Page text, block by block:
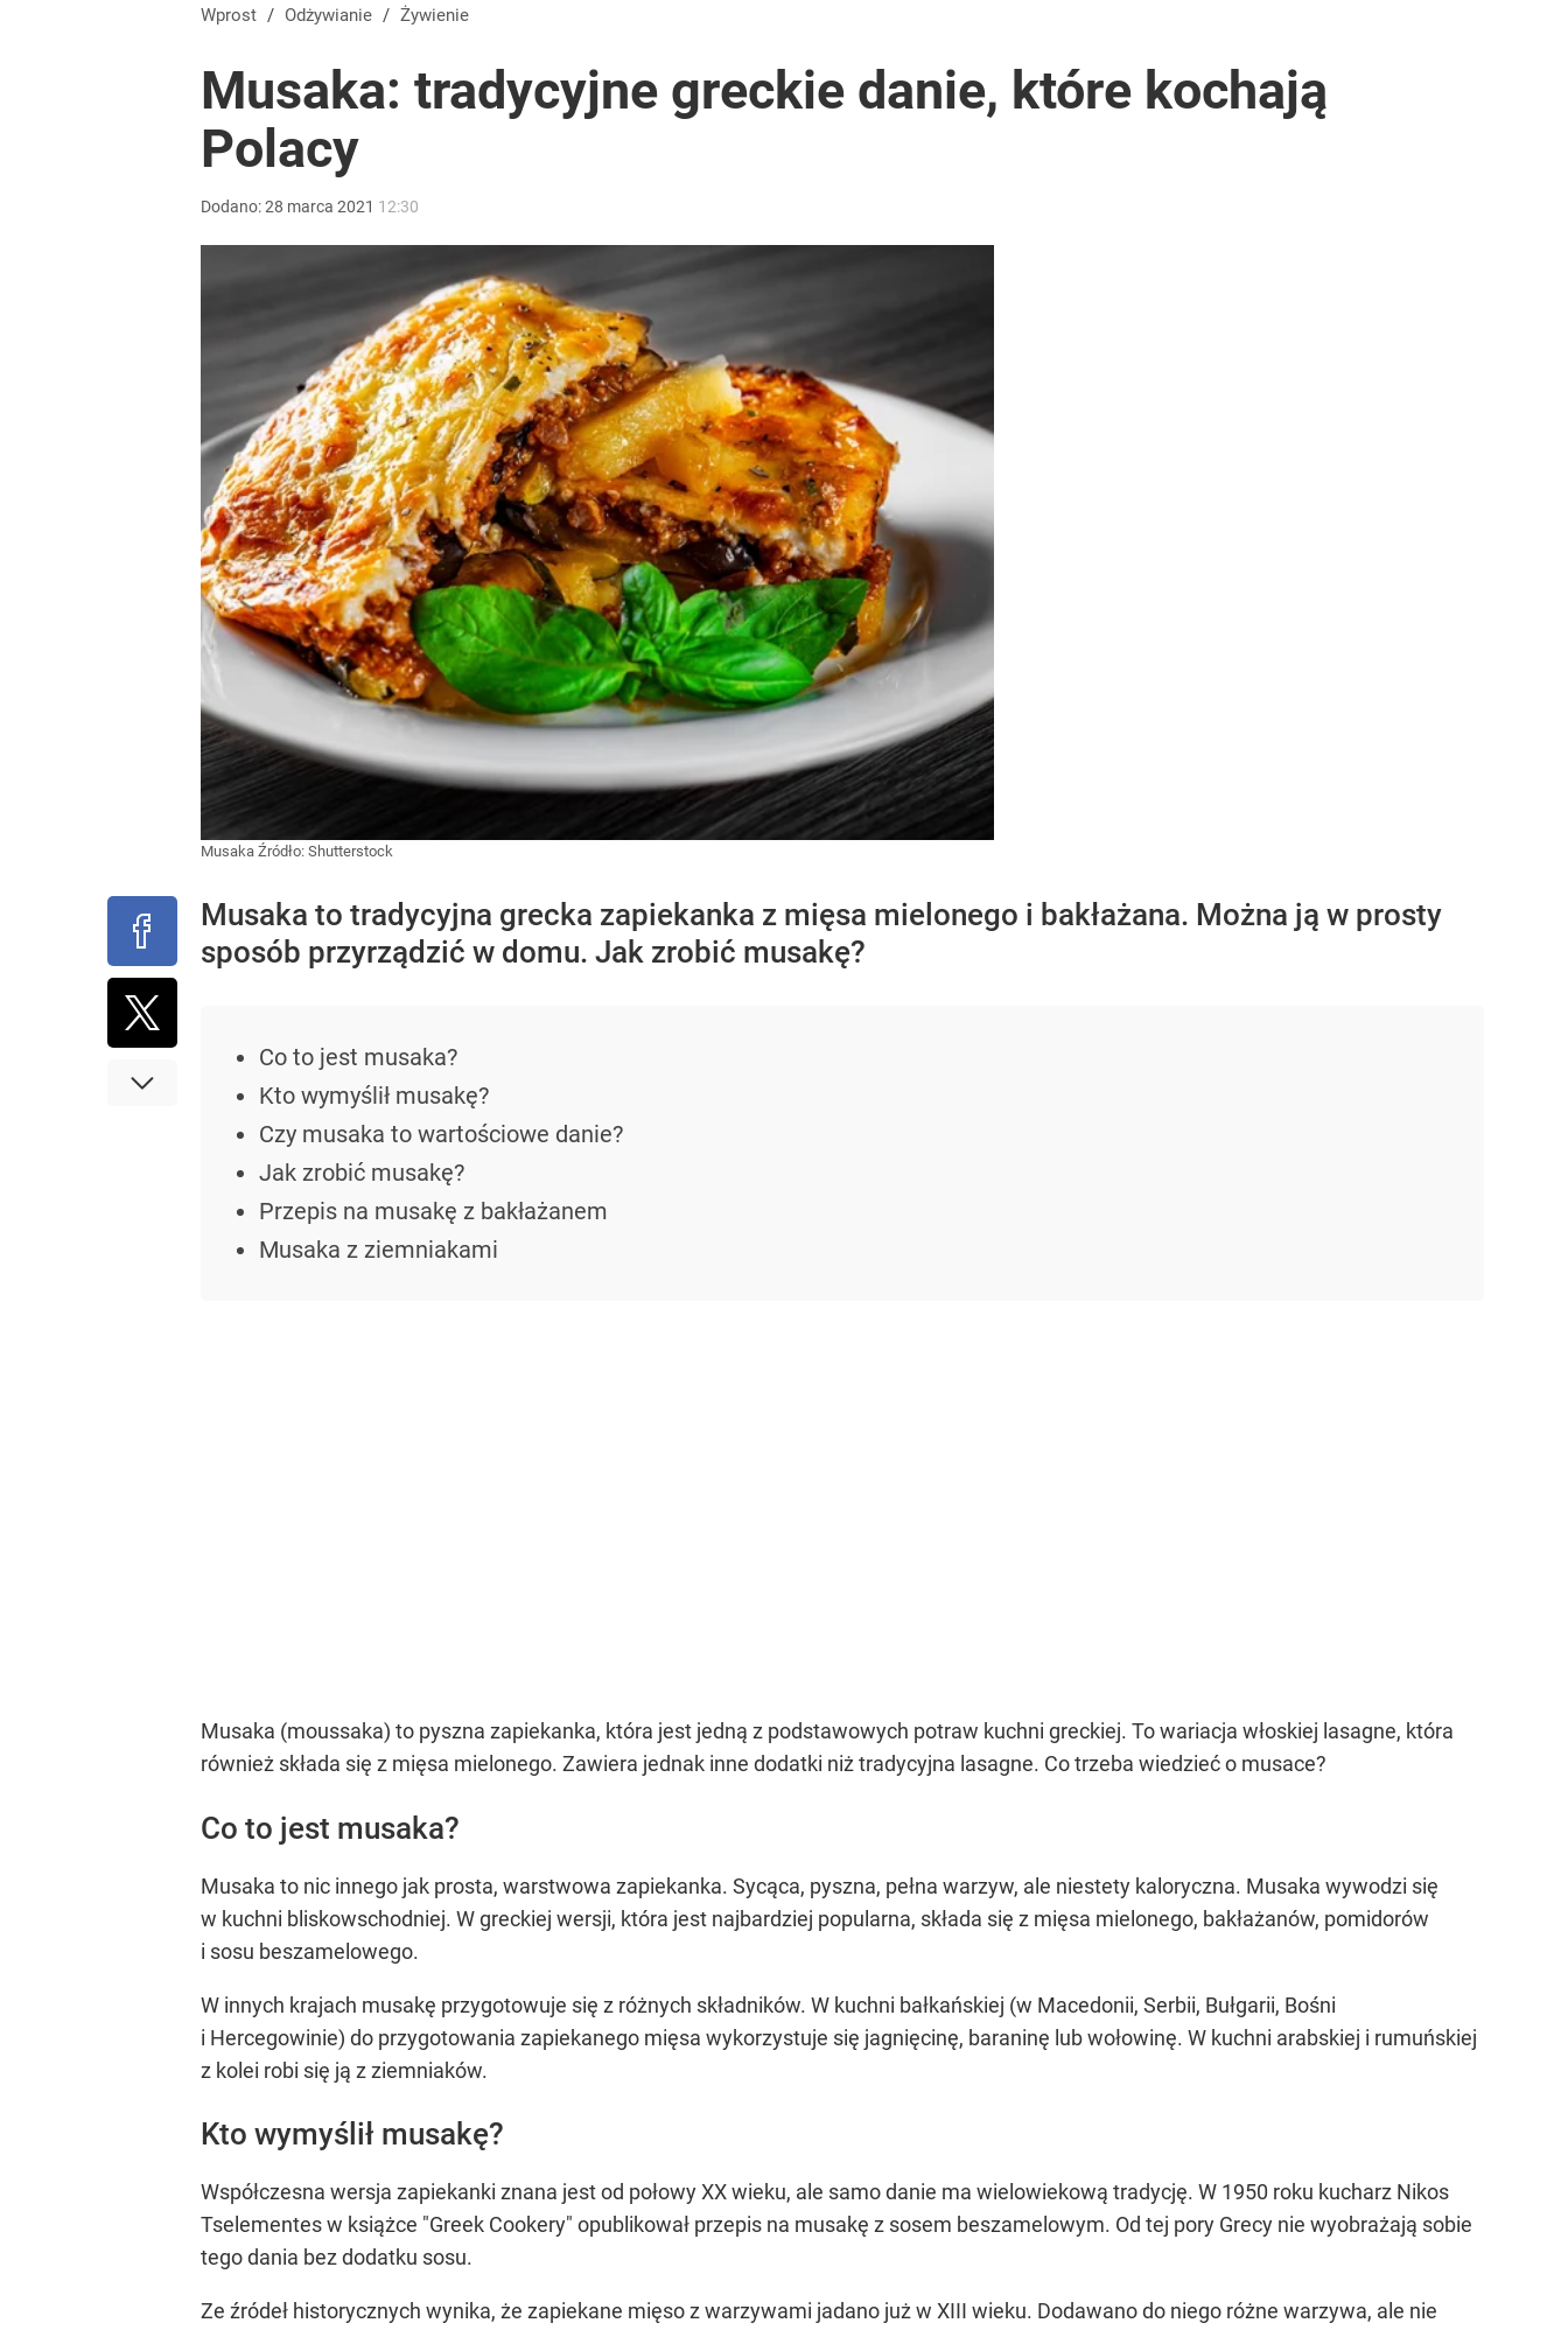
Wprost / Odżywianie / Żywienie
Musaka: tradycyjne greckie danie, które kochają
Polacy
Dodano:28 marca 2021 12:30
Musaka Źródło: Shutterstock
Musaka to tradycyjna grecka zapiekanka z mięsa mielonego i bakłażana. Można ją w prosty
sposób przyrządzić w domu. Jak zrobić musakę?
Co to jest musaka?
Kto wymyślił musakę?
Czy musaka to wartościowe danie?
Jak zrobić musakę?
Przepis na musakę z bakłażanem
Musaka z ziemniakami
Musaka (moussaka) to pyszna zapiekanka, która jest jedną z podstawowych potraw kuchni greckiej. To wariacja włoskiej lasagne, która
również składa się z mięsa mielonego. Zawiera jednak inne dodatki niż tradycyjna lasagne. Co trzeba wiedzieć o musace?
Co to jest musaka?
Musaka to nic innego jak prosta, warstwowa zapiekanka. Sycąca, pyszna, pełna warzyw, ale niestety kaloryczna. Musaka wywodzi się
w kuchni bliskowschodniej. W greckiej wersji, która jest najbardziej popularna, składa się z mięsa mielonego, bakłażanów, pomidorów
i sosu beszamelowego.
W innych krajach musakę przygotowuje się z różnych składników. W kuchni bałkańskiej (w Macedonii, Serbii, Bułgarii, Bośni
i Hercegowinie) do przygotowania zapiekanego mięsa wykorzystuje się jagnięcinę, baraninę lub wołowinę. W kuchni arabskiej i rumuńskiej
z kolei robi się ją z ziemniaków.
Kto wymyślił musakę?
Współczesna wersja zapiekanki znana jest od połowy XX wieku, ale samo danie ma wielowiekową tradycję. W 1950 roku kucharz Nikos
Tselementes w książce "Greek Cookery" opublikował przepis na musakę z sosem beszamelowym. Od tej pory Grecy nie wyobrażają sobie
tego dania bez dodatku sosu.
Ze źródeł historycznych wynika, że zapiekane mięso z warzywami jadano już w XIII wieku. Dodawano do niego różne warzywa, ale nie